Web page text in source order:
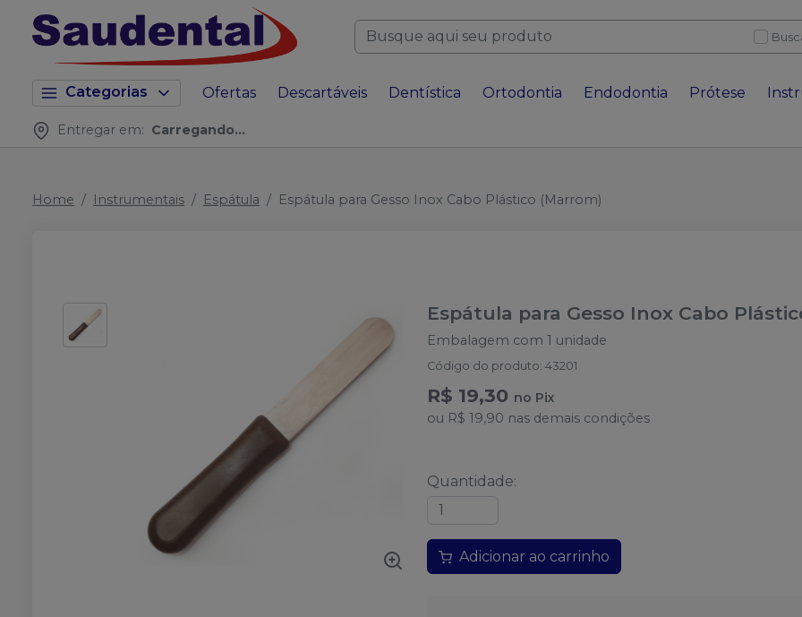
Categorias Ofertas Descartáveis Dentística Ortodontia Endodontia Prótese
Entregar em: Carregando...
Home Instrumentais Espátula Espátula para Gesso Inox Cabo Plástico (Marrom)
Espátula para Gesso Inox Cabo
Embalagem com 1 unidade
Código do produto:43201
R$ 19,30 no Pix
ou R$ 19,90 nas demais condições
Quantidade:
Adicionar ao carrinho